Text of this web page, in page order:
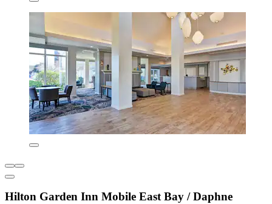
Hilton Garden Inn Mobile East Bay / Daphne